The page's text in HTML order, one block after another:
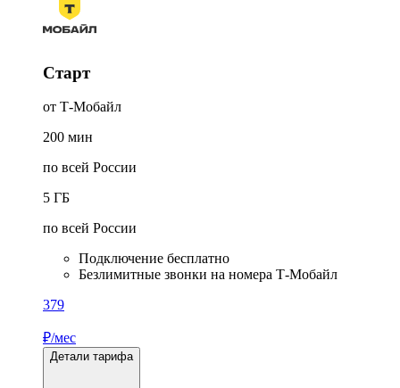
Старт
от Т‑Мобайл
200 мин
по всей России
5 ГБ
по всей России
Подключение бесплатно
Безлимитные звонки на номера Т‑Мобайл
379
₽/мес
Детали тарифа